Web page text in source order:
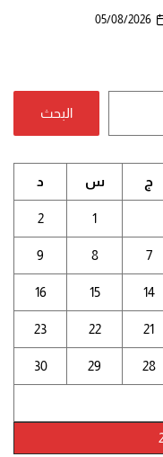
05/08/2026
البحث
ج س د
1
2
7
8
9
14
15
16
21
22
23
28
29
30